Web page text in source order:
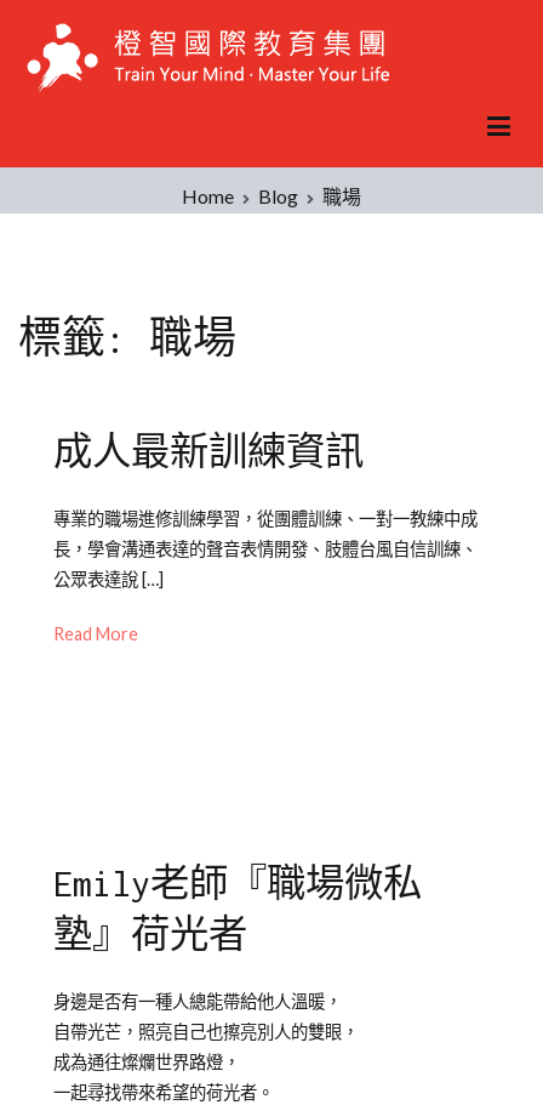
content
Home Blog 職場
標籤: 職場
成人最新訓練資訊
Posted
on
2022-
01
Posted
in
成
課
Tagged
成
人
程,
場,
體
達
專業的職場進修訓練學習，從團體訓練、一對一教練中成
長，學會溝通表達的聲音表情開發、肢體台風自信訓練、
公眾表達說 […]
Read More
Emily老師『職場微私
塾』荷光者
Posted
on
2021-
07-
Posted
in
Emily
老
Tagged
Emily,
私
塾,
身邊是否有一種人總能帶給他人溫暖，
自帶光芒，照亮自己也擦亮別人的雙眼，
成為通往燦爛世界路燈，
一起尋找帶來希望的荷光者。